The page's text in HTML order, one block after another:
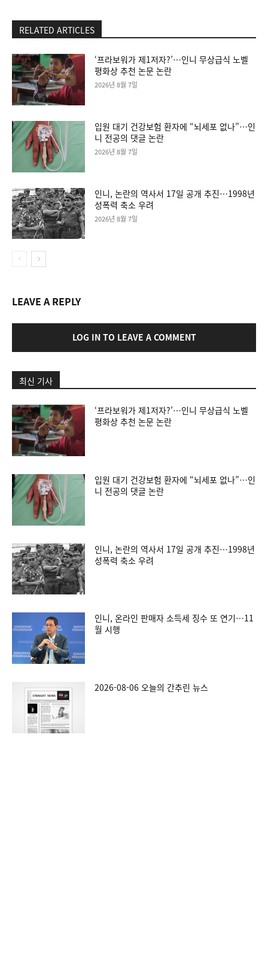
RELATED ARTICLES
‘프라보워가 제1저자?’…인니 무상급식 노벨
평화상 추천 논문 논란
2026년 8월 7일
입원 대기 건강보험 환자에 “뇌세포 없나”…인
니 전공의 댓글 논란
2026년 8월 7일
인니, 논란의 역사서 17일 공개 추진…1998년
성폭력 축소 우려
2026년 8월 7일
LEAVE A REPLY
LOG IN TO LEAVE A COMMENT
최신 기사
‘프라보워가 제1저자?’…인니 무상급식 노벨
평화상 추천 논문 논란
입원 대기 건강보험 환자에 “뇌세포 없나”…인
니 전공의 댓글 논란
인니, 논란의 역사서 17일 공개 추진…1998년
성폭력 축소 우려
인니, 온라인 판매자 소득세 징수 또 연기…11
월 시행
2026-08-06 오늘의 간추린 뉴스